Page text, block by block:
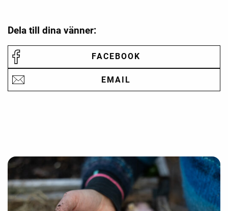
Dela till dina vänner:
FACEBOOK
EMAIL